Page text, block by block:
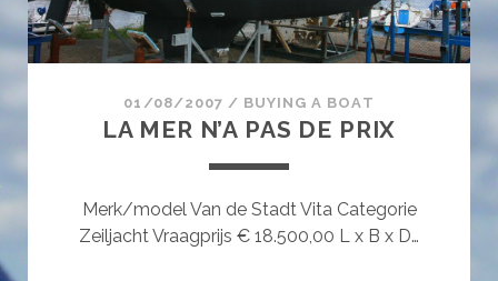
01/08/2007 / BUYING A BOAT
LA MER N’A PAS DE PRIX
Merk/model Van de Stadt Vita Categorie
Zeiljacht Vraagprijs € 18.500,00 L x B x D…